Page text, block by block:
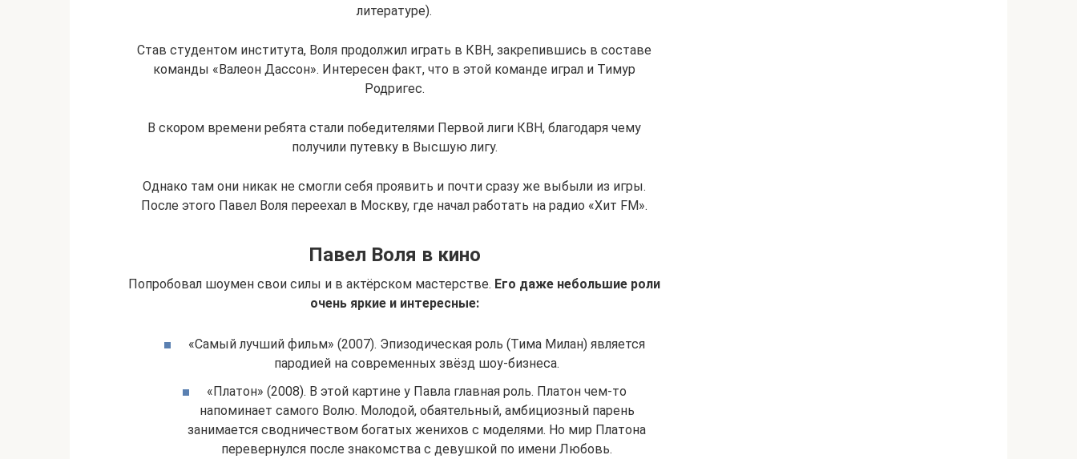
литературе).
Став студентом института, Воля продолжил играть в КВН, закрепившись в составе
команды «Валеон Дассон». Интересен факт, что в этой команде играл и Тимур
Родригес.
В скором времени ребята стали победителями Первой лиги КВН, благодаря чему
получили путевку в Высшую лигу.
Однако там они никак не смогли себя проявить и почти сразу же выбыли из игры.
После этого Павел Воля переехал в Москву, где начал работать на радио «Хит FM».
Павел Воля в кино
Попробовал шоумен свои силы и в актёрском мастерстве. Его даже небольшие роли
очень яркие и интересные:
«Самый лучший фильм» (2007). Эпизодическая роль (Тима Милан) является
пародией на современных звёзд шоу-бизнеса.
«Платон» (2008). В этой картине у Павла главная роль. Платон чем-то
напоминает самого Волю. Молодой, обаятельный, амбициозный парень
занимается сводничеством богатых женихов с моделями. Но мир Платона
перевернулся после знакомства с девушкой по имени Любовь.